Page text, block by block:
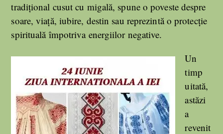
tradițional cusut cu migală, spune o poveste despre
soare, viață, iubire, destin sau reprezintă o protecție
spirituală împotriva energiilor negative.
Un
timp
uitată,
astăzi
a
revenit